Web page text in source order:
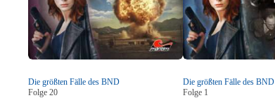
Die größten Fälle des BND
Folge 20
Die größten Fälle des BND
Folge 1